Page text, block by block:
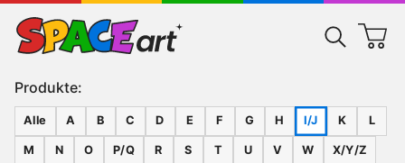
Produkte:
Alle A B C D E F G H I/J K L
M N O P/Q R S T U V W X/Y/Z